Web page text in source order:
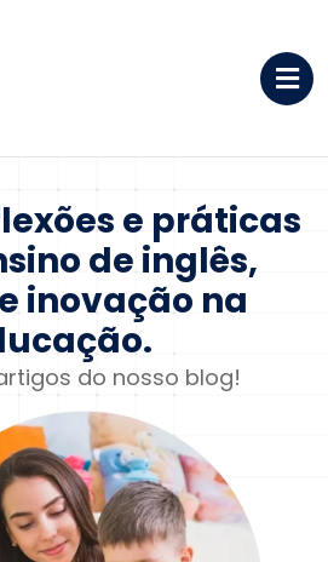
e práticas
de inglês,
inovação na
do nosso blog!